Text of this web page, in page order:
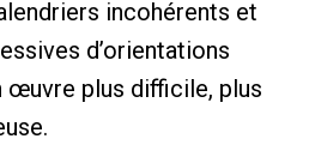
incohérents et
d’orientations
œuvre plus difficile, plus